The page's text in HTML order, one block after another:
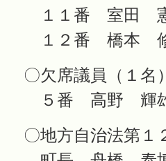
１１番 室田
１２番 橋本
〇欠席議員（１名
５番 高野 輝
〇地方自治法第